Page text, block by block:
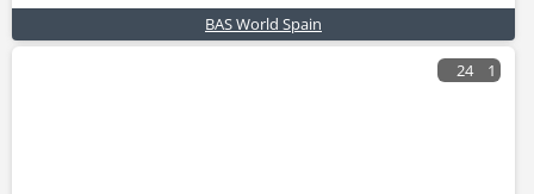
BAS World Spain
24 1